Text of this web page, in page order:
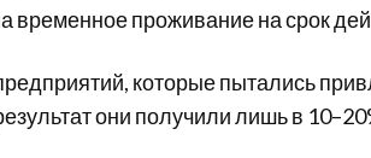
временное проживание на срок
которые пытались
они получили лишь в